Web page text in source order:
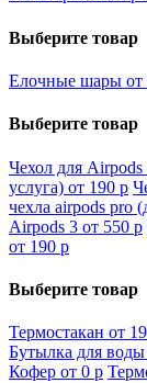
Выберите товар
Елочные шары от
Выберите товар
Чехол для Airpods
услуга) от 190 p
чехла airpods pro
Airpods 3 от 550 p
от 190 p
Выберите товар
Термостакан от
Бутылка для
Кофер от 0 p